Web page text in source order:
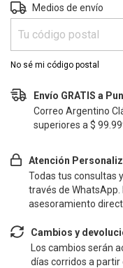
Entregas para el CP:
Medios de envío
No sé mi código postal
Envío GRATIS a
Correo Argentino
superiores a $
Atención
Todas tus consultas
través de
asesoramiento
Cambios y
Los cambios serán
días corridos a partir